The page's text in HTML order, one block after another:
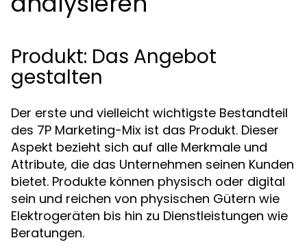
Produkt: Das Angebot
gestalten
Der erste und vielleicht wichtigste Bestandteil
des 7P Marketing-Mix ist das Produkt. Dieser
Aspekt bezieht sich auf alle Merkmale und
Attribute, die das Unternehmen seinen Kunden
bietet. Produkte können physisch oder digital
sein und reichen von physischen Gütern wie
Elektrogeräten bis hin zu Dienstleistungen wie
Beratungen.